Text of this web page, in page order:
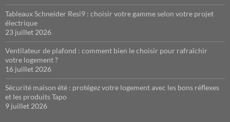
Tableaux Schneider Resi9 : choisir votre gamme selon votre projet
électrique
23 juillet 2026
Ventilateur de plafond : comment bien le choisir pour rafraîchir
votre logement ?
16 juillet 2026
Sécurité maison été : protégez votre logement avec les bons réflexes
et les produits Tapo
9 juillet 2026